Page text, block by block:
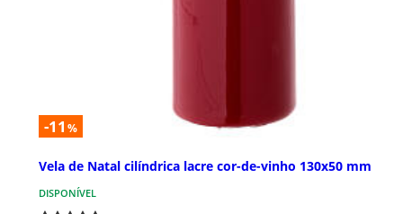
-11 %
Vela de Natal cilíndrica lacre cor-de-vinho 130x50 mm
DISPONÍVEL